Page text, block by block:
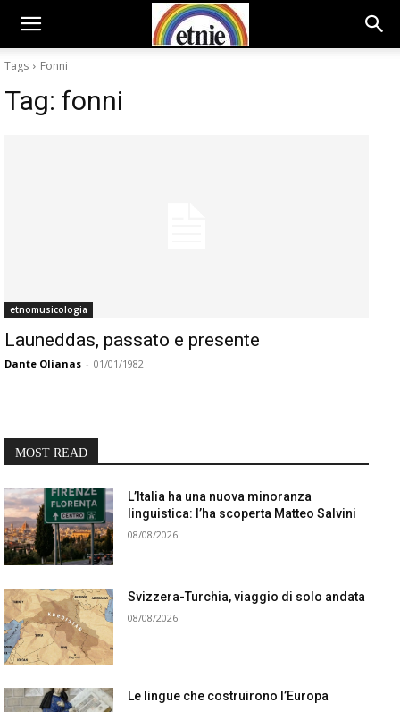
Tags Fonni
Tag: fonni
etnomusicologia
Launeddas, passato e presente
Dante Olianas - 01/01/1982
MOST READ
L’Italia ha una nuova minoranza
linguistica: l’ha scoperta Matteo Salvini
08/08/2026
Svizzera-Turchia, viaggio di solo andata
08/08/2026
Le lingue che costruirono l’Europa